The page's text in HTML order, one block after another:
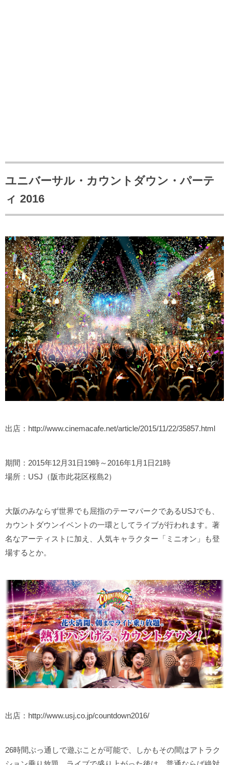
ユニバーサル・カウントダウン・パーテ
ィ 2016
出店：http://www.cinemacafe.net/article/2015/11/22/35857.html
期間：2015年12月31日19時～2016年1月1日21時
場所：USJ（阪市此花区桜島2）
大阪のみならず世界でも屈指のテーマパークであるUSJでも、
カウントダウンイベントの一環としてライブが行われます。著
名なアーティストに加え、人気キャラクター「ミニオン」も登
場するとか。
出店：http://www.usj.co.jp/countdown2016/
26時間ぶっ通しで遊ぶことが可能で、しかもその間はアトラク